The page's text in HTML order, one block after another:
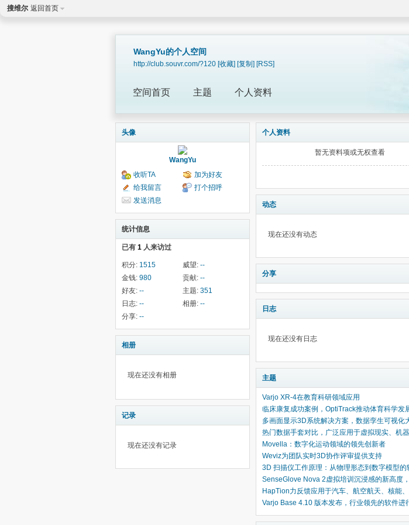
搜维尔 返回首页
WangYu的个人空间
http://club.souvr.com/?120 [收藏] [复制] [RSS]
空间首页 主题 个人资料
头像
WangYu
收听TA
加为好友
给我留言
打个招呼
发送消息
统计信息
已有 1 人来访过
积分: 1515 威望: --
金钱: 980 贡献: --
好友: -- 主题: 351
日志: -- 相册: --
分享: --
相册
现在还没有相册
记录
现在还没有记录
个人资料
暂无资料项或无权查看
动态
现在还没有动态
分享
日志
现在还没有日志
主题
Varjo XR-4在教育科研领域应用
临床康复成功案例，OptiTrack推动体育科学发
多画面显示3D系统解决方案，数据孪生可视化
热门数据手套对比，广泛应用于虚拟现实、机
Movella：数字化运动领域的领先创新者
Weviz为团队实时3D协作评审提供支持
3D 扫描仪工作原理：从物理形态到数字模型的
SenseGlove Nova 2虚拟培训沉浸感的新高度
HapTion力反馈应用于汽车、航空航天、核能
Varjo Base 4.10 版本发布，行业领先的软件进